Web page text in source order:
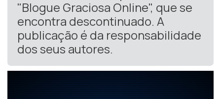
"Blogue Graciosa Online", que se
encontra descontinuado. A
publicação é da responsabilidade
dos seus autores.